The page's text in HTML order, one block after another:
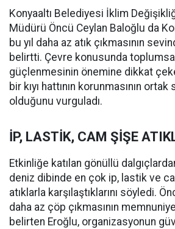
Konyaaltı Belediyesi İklim
Müdürü Öncü Ceylan Baloğlu da
bu yıl daha az atık çıkmasının
belirtti. Çevre konusunda toplumsal
güçlenmesinin önemine dikkat
bir kıyı hattının korunmasının
olduğunu vurguladı.
İP, LASTİK, CAM ŞİŞE
Etkinliğe katılan gönüllü
deniz dibinde en çok ip, lastik ve
atıklarla karşılaştıklarını söyledi.
daha az çöp çıkmasının
belirten Eroğlu, organizasyonun